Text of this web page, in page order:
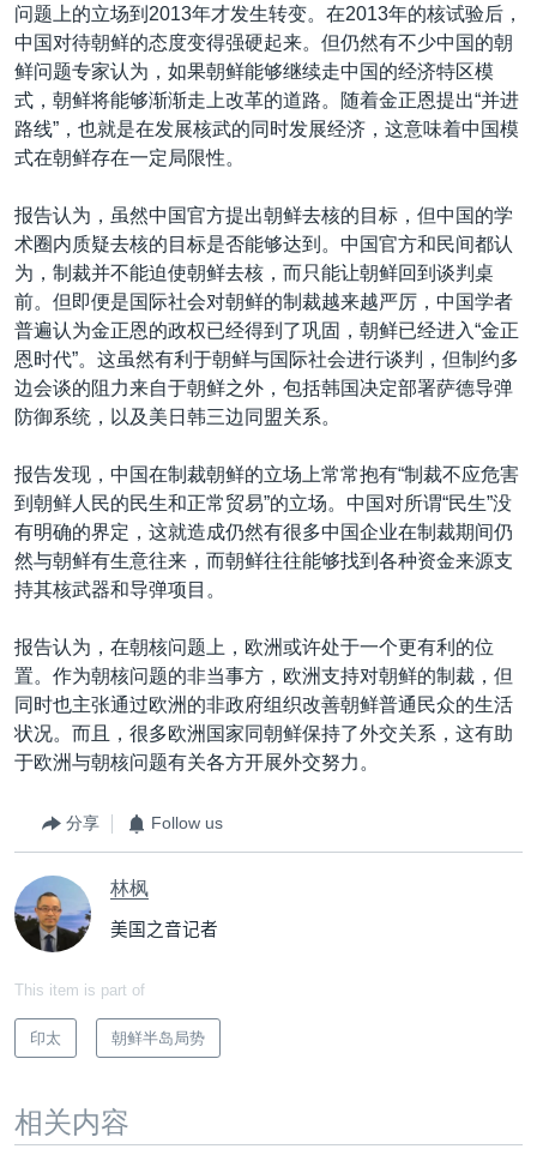
问题上的立场到2013年才发生转变。在2013年的核试验后，
中国对待朝鲜的态度变得强硬起来。但仍然有不少中国的朝
鲜问题专家认为，如果朝鲜能够继续走中国的经济特区模
式，朝鲜将能够渐渐走上改革的道路。随着金正恩提出“并进
路线”，也就是在发展核武的同时发展经济，这意味着中国模
式在朝鲜存在一定局限性。
报告认为，虽然中国官方提出朝鲜去核的目标，但中国的学
术圈内质疑去核的目标是否能够达到。中国官方和民间都认
为，制裁并不能迫使朝鲜去核，而只能让朝鲜回到谈判桌
前。但即便是国际社会对朝鲜的制裁越来越严厉，中国学者
普遍认为金正恩的政权已经得到了巩固，朝鲜已经进入“金正
恩时代”。这虽然有利于朝鲜与国际社会进行谈判，但制约多
边会谈的阻力来自于朝鲜之外，包括韩国决定部署萨德导弹
防御系统，以及美日韩三边同盟关系。
报告发现，中国在制裁朝鲜的立场上常常抱有“制裁不应危害
到朝鲜人民的民生和正常贸易”的立场。中国对所谓“民生”没
有明确的界定，这就造成仍然有很多中国企业在制裁期间仍
然与朝鲜有生意往来，而朝鲜往往能够找到各种资金来源支
持其核武器和导弹项目。
报告认为，在朝核问题上，欧洲或许处于一个更有利的位
置。作为朝核问题的非当事方，欧洲支持对朝鲜的制裁，但
同时也主张通过欧洲的非政府组织改善朝鲜普通民众的生活
状况。而且，很多欧洲国家同朝鲜保持了外交关系，这有助
于欧洲与朝核问题有关各方开展外交努力。
分享 Follow us
林枫
美国之音记者
This item is part of
印太 朝鲜半岛局势
相关内容